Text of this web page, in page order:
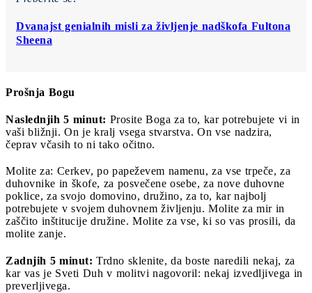
Dvanajst genialnih misli za življenje nadškofa Fultona
Sheena
Prošnja Bogu
Naslednjih 5 minut: Prosite Boga za to, kar potrebujete vi in
vaši bližnji. On je kralj vsega stvarstva. On vse nadzira,
čeprav včasih to ni tako očitno.
Molite za: Cerkev, po papeževem namenu, za vse trpeče, za
duhovnike in škofe, za posvečene osebe, za nove duhovne
poklice, za svojo domovino, družino, za to, kar najbolj
potrebujete v svojem duhovnem življenju. Molite za mir in
zaščito inštitucije družine. Molite za vse, ki so vas prosili, da
molite zanje.
Zadnjih 5 minut: Trdno sklenite, da boste naredili nekaj, za
kar vas je Sveti Duh v molitvi nagovoril: nekaj izvedljivega in
preverljivega.